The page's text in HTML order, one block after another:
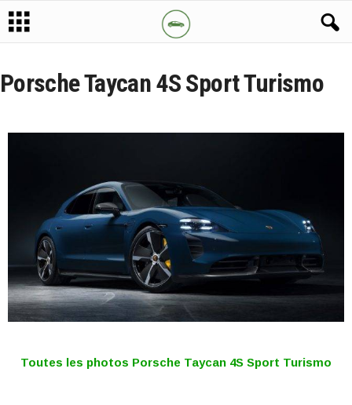
Porsche Taycan 4S Sport Turismo
Toutes les photos Porsche Taycan 4S Sport Turismo